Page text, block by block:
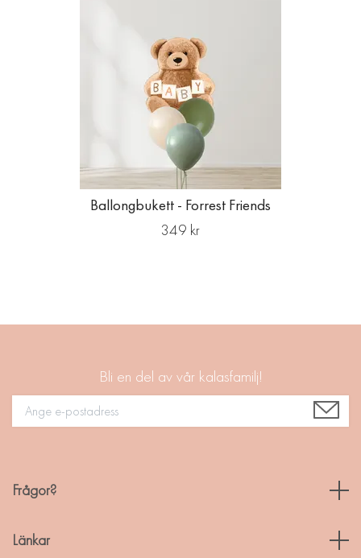
Ballongbukett - Forrest Friends
349 kr
Bli en del av vår kalasfamilj!
Frågor?
Länkar